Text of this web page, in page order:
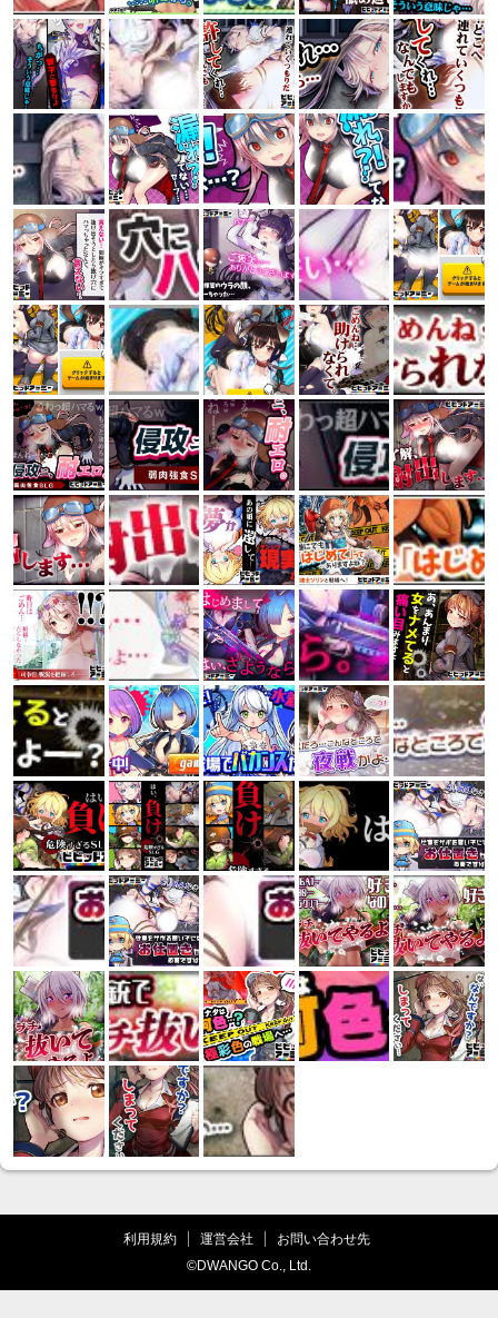
利用規約 運営会社
お問い合わせ先
©DWANGO Co., Ltd.